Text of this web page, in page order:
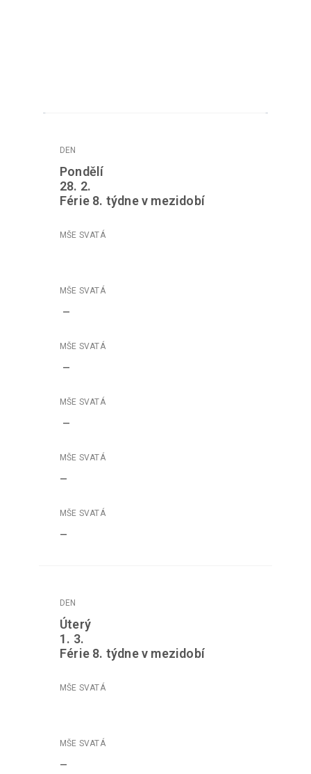
Pondělí
28. 2.
Férie 8. týdne v mezidobí
–
–
–
–
–
Úterý
1. 3.
Férie 8. týdne v mezidobí
–